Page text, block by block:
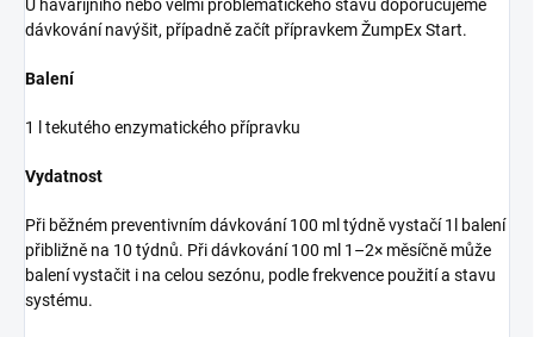
U havarijního nebo velmi problematického stavu doporučujeme
dávkování navýšit, případně začít přípravkem ŽumpEx Start.
Balení
1 l tekutého enzymatického přípravku
Vydatnost
Při běžném preventivním dávkování 100 ml týdně vystačí 1l balení
přibližně na 10 týdnů. Při dávkování 100 ml 1–2× měsíčně může
balení vystačit i na celou sezónu, podle frekvence použití a stavu
systému.